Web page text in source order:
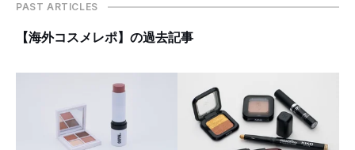
はANN派。
PAST ARTICLES
【海外コスメレポ】の過去記事